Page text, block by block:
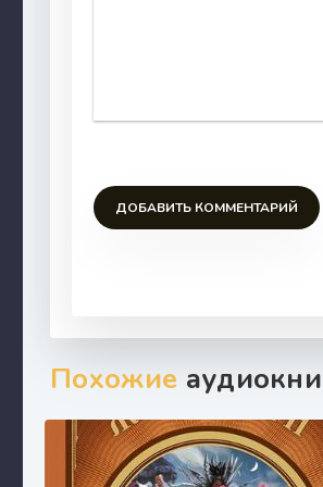
ДОБАВИТЬ КОММЕНТАРИЙ
Похожие